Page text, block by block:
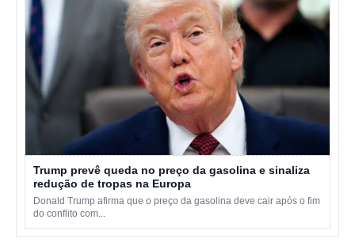
Trump prevê queda no preço da gasolina e sinaliza
redução de tropas na Europa
Donald Trump afirma que o preço da gasolina deve cair após o fim
do conflito com...